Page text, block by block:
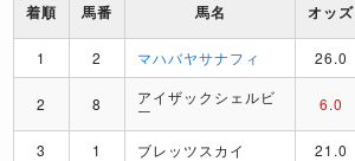
着順 馬番 馬名 オッズ
1 2 マハバヤサナフィ 26.0
2 8 アイザックシェルビ
ー 6.0
3 1 ブレッツスカイ 21.0